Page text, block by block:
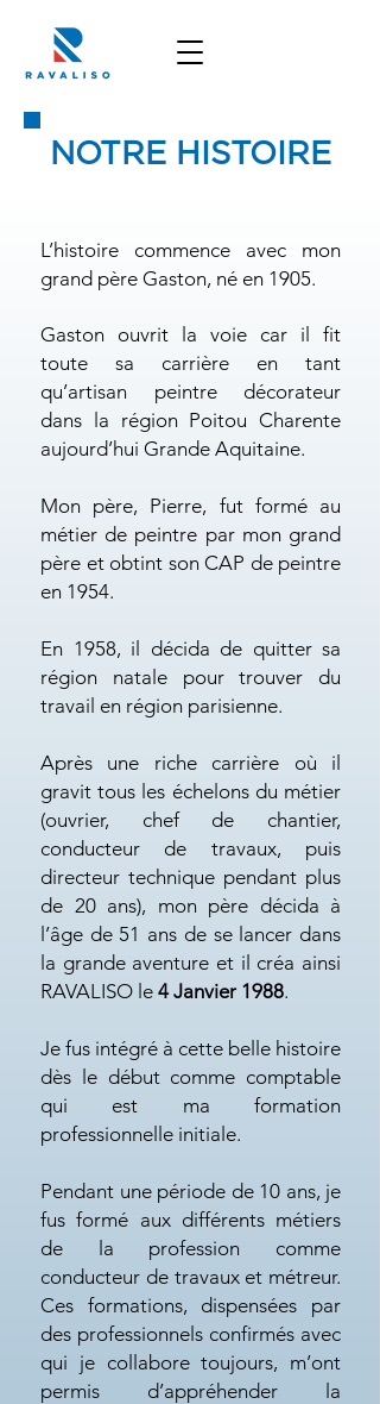
NOTRE HISTOIRE
L’histoire commence avec mon
grand père Gaston, né en 1905.
Gaston ouvrit la voie car il fit
toute sa carrière en tant
qu’artisan peintre décorateur
dans la région Poitou Charente
aujourd’hui Grande Aquitaine.
Mon père, Pierre, fut formé au
métier de peintre par mon grand
père et obtint son CAP de peintre
en 1954.
En 1958, il décida de quitter sa
région natale pour trouver du
travail en région parisienne.
Après une riche carrière où il
gravit tous les échelons du métier
(ouvrier, chef de chantier,
conducteur de travaux, puis
directeur technique pendant plus
de 20 ans), mon père décida à
l’âge de 51 ans de se lancer dans
la grande aventure et il créa ainsi
RAVALISO le 4 Janvier 1988.
Je fus intégré à cette belle histoire
dès le début comme comptable
qui est ma formation
professionnelle initiale.
Pendant une période de 10 ans, je
fus formé aux différents métiers
de la profession comme
conducteur de travaux et métreur.
Ces formations, dispensées par
des professionnels confirmés avec
qui je collabore toujours, m’ont
permis d’appréhender la